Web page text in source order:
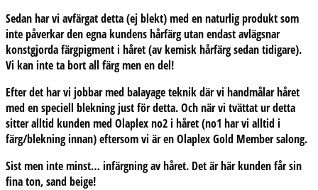
Sedan har vi avfärgat detta (ej blekt) med en naturlig produkt som
inte påverkar den egna kundens hårfärg utan endast avlägsnar
konstgjorda färgpigment i håret (av kemisk hårfärg sedan tidigare).
Vi kan inte ta bort all färg men en del!
Efter det har vi jobbar med balayage teknik där vi handmålar håret
med en speciell blekning just för detta. Och när vi tvättat ur detta
sitter alltid kunden med Olaplex no2 i håret (no1 har vi alltid i
färg/blekning innan) eftersom vi är en Olaplex Gold Member salong.
Sist men inte minst… infärgning av håret. Det är här kunden får sin
fina ton, sand beige!